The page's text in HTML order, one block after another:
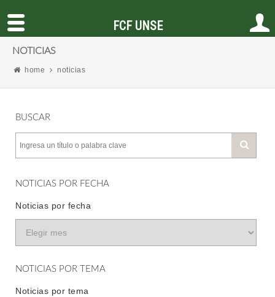
NOTICIAS
home noticias
BUSCAR
NOTICIAS POR FECHA
Noticias por fecha
NOTICIAS POR TEMA
Noticias por tema
FCF UNSE